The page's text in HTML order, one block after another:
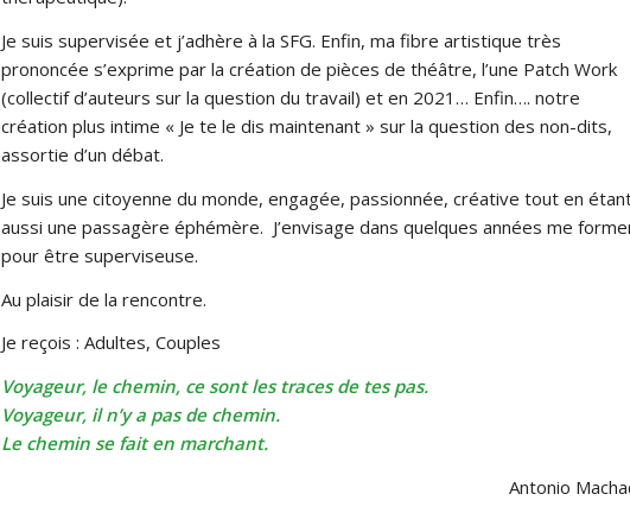
Je suis supervisée et j’adhère à la SFG. Enfin, ma fibre artistique très
prononcée s’exprime par la création de pièces de théâtre, l’une Patch Work
(collectif d’auteurs sur la question du travail) et en 2021… Enfin…. notre
création plus intime « Je te le dis maintenant » sur la question des non-dits,
assortie d’un débat.
Je suis une citoyenne du monde, engagée, passionnée, créative tout en
aussi une passagère éphémère. J’envisage dans quelques années me
pour être superviseuse.
Au plaisir de la rencontre.
Je reçois : Adultes, Couples
Voyageur, le chemin, ce sont les traces de tes pas.
Voyageur, il n’y a pas de chemin.
Le chemin se fait en marchant.
Antonio